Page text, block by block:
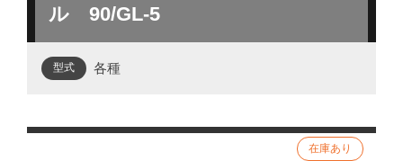
ル 90/GL-5
型式 各種